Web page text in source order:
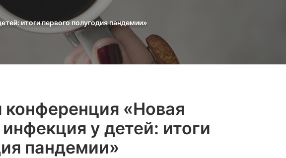
итоги первого полугодия пандемии»
«Новая
у детей: итоги
пандемии»